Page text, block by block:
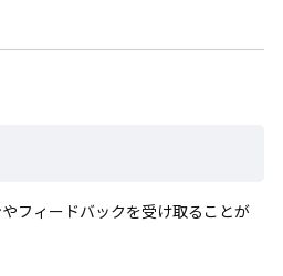
フィードバックを受け取ることが